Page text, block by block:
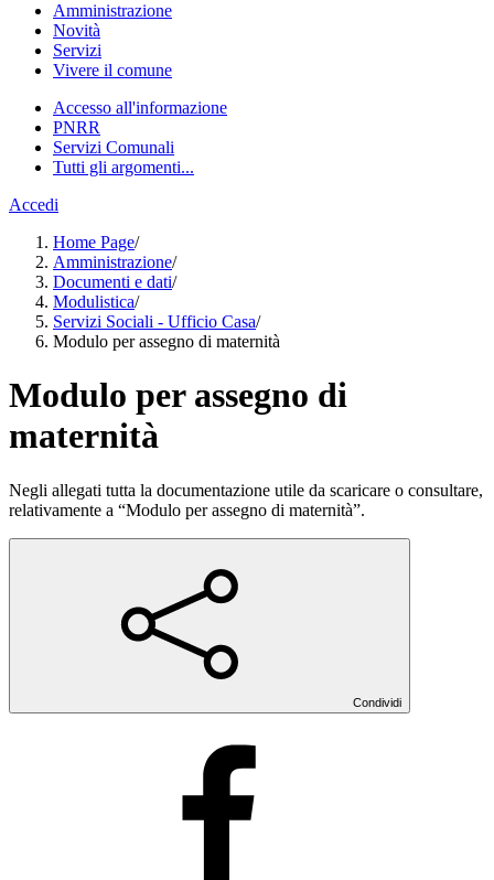
Amministrazione
Novità
Servizi
Vivere il comune
Accesso all'informazione
PNRR
Servizi Comunali
Tutti gli argomenti...
Accedi
Home Page/
Amministrazione/
Documenti e dati/
Modulistica/
Servizi Sociali - Ufficio Casa/
Modulo per assegno di maternità
Modulo per assegno di
maternità
Negli allegati tutta la documentazione utile da scaricare o consultare,
relativamente a “Modulo per assegno di maternità”.
Condividi